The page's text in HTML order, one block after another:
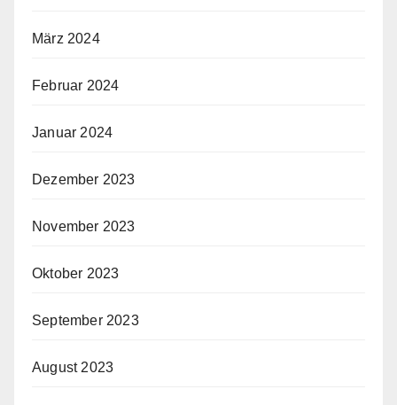
März 2024
Februar 2024
Januar 2024
Dezember 2023
November 2023
Oktober 2023
September 2023
August 2023